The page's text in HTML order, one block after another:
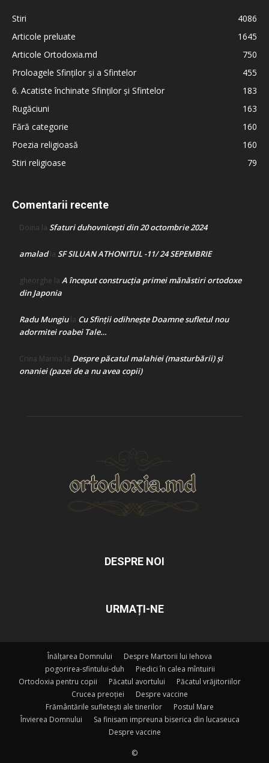
Stiri
4086
Articole preluate
1645
Articole Ortodoxia.md
750
Proloagele Sfinților și a Sfintelor
455
6. Acatiste închinate Sfinților și Sfintelor
183
Rugăciuni
163
Fără categorie
160
Poezia religioasă
160
Stiri religioase
79
Comentarii recente
Doina la Sfaturi duhovnicești din 20 octombrie 2024
amaladla SF SILUAN ATHONITUL -11/ 24 SEPEMBRIE
gheorghe la A început construcţia primei mănăstiri ortodoxe
din Japonia
Radu Mungiula Cu Sfinții odihnește Doamne sufletul nou
adormitei roabei Tale…
Crina Marina la Despre păcatul malahiei (masturbării) şi
onaniei (pazei de a nu avea copii)
DESPRE NOI
URMAȚI-NE
Înălțarea Domnului
Despre Martorii lui Iehova
pogorirea-sfintului-duh
Piedici în calea mîntuirii
Ortodoxia pentru copii
Păcatul avortului
Păcatul vrăjitoriilor
Crucea preoției
Despre vaccine
Frământările sufletești ale tinerilor
Postul Mare
Învierea Domnului
Sa finisam impreuna biserica din lucaseuca
Despre vaccine
©